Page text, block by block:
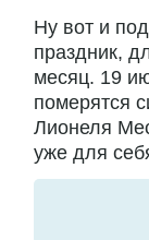
Ну вот и
праздник,
месяц. 19
померятся
Лионеля
уже для